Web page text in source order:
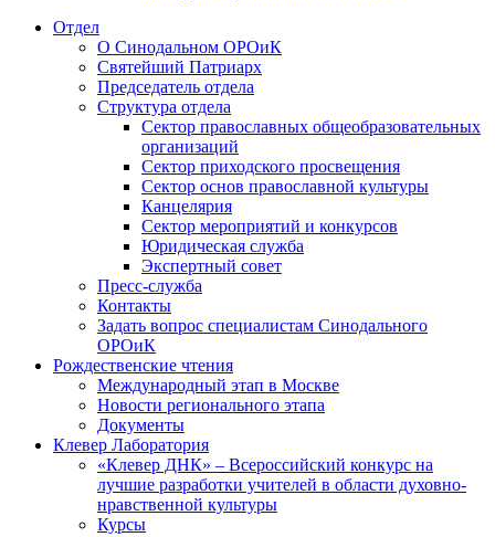
Отдел
О Синодальном ОРОиК
Святейший Патриарх
Председатель отдела
Структура отдела
Сектор православных общеобразовательных
организаций
Сектор приходского просвещения
Сектор основ православной культуры
Канцелярия
Сектор мероприятий и конкурсов
Юридическая служба
Экспертный совет
Пресс-служба
Контакты
Задать вопрос специалистам Синодального
ОРОиК
Рождественские чтения
Международный этап в Москве
Новости регионального этапа
Документы
Клевер Лаборатория
«Клевер ДНК» – Всероссийский конкурс на
лучшие разработки учителей в области духовно-
нравственной культуры
Курсы